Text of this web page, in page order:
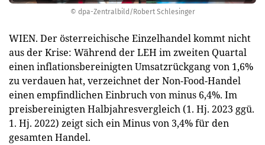
© dpa-Zentralbild/Robert Schlesinger
WIEN. Der österreichische Einzelhandel kommt nicht
aus der Krise: Während der LEH im zweiten Quartal
einen inflationsbereinigten Umsatzrückgang von 1,6%
zu verdauen hat, verzeichnet der Non-Food-Handel
einen empfindlichen Einbruch von minus 6,4%. Im
preisbereinigten Halbjahresvergleich (1. Hj. 2023 ggü.
1. Hj. 2022) zeigt sich ein Minus von 3,4% für den
gesamten Handel.